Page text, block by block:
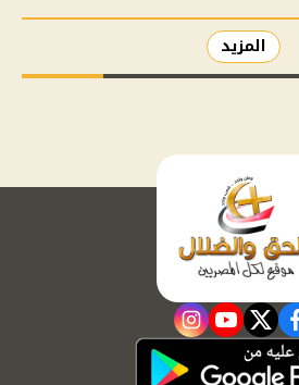
المزيد
facebook
twitter
youtube
instagram